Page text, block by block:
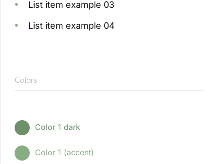
List item example 03
List item example 04
Colors
Color 1 dark
Color 1 (accent)